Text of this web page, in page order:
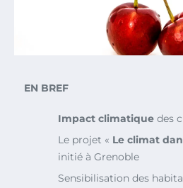
EN BREF
Impact climatique des
Le projet « Le climat
initié à Grenoble
Sensibilisation des